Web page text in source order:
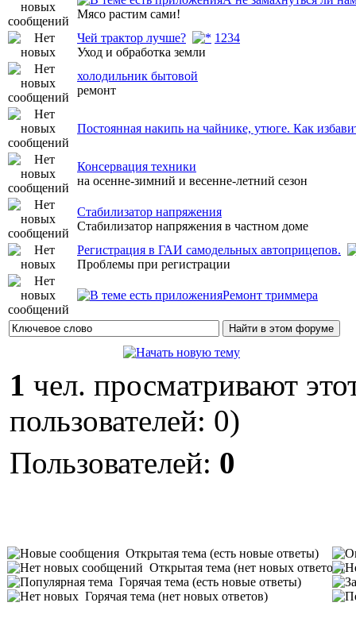
Мясо растим сами!
Чей трактор лучше?
1 234
Уход и обработка земли
холодильник бытовой
ремонт
Постоянная накипь на чайнике, утюге. Как
Консервация техники
на осенне-зимний и весенне-летний сезон
Стабилизатор напряжения
Стабилизатор напряжения в частном доме
Регистрация в ГАИ самодельных автоприцепов.
Проблемы при регистрации
Ремонт триммера
1 чел. просматривают
пользователей: 0)
Пользователей: 0
Открытая тема (есть новые ответы)
Открытая тема (нет новых ответов)
Горячая тема (есть новые ответы)
Горячая тема (нет новых ответов)